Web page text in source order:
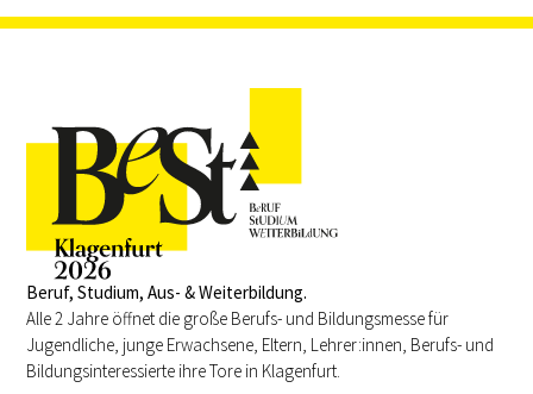
Beruf, Studium, Aus- & Weiterbildung.
Alle 2 Jahre öffnet die große Berufs- und Bildungsmesse für
Jugendliche, junge Erwachsene, Eltern, Lehrer:innen, Berufs- und
Bildungsinteressierte ihre Tore in Klagenfurt.